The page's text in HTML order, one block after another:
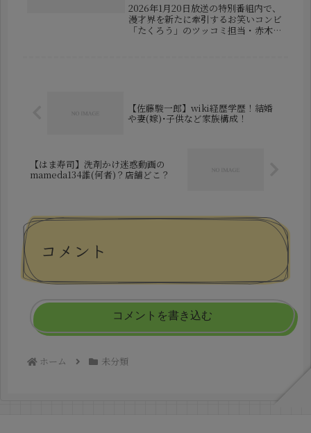
2026年1月20日放送の特別番組内で、
漫才界を新たに牽引するお笑いコンビ
「たくろう」のツッコミ担当・赤木裕
【佐藤駿一郎】wiki経歴学歴！結婚
や妻(嫁)･子供など家族構成！
【はま寿司】洗剤かけ迷惑動画の
mameda134誰(何者)？店舗どこ？
コメント
コメントを書き込む
ホーム 未分類